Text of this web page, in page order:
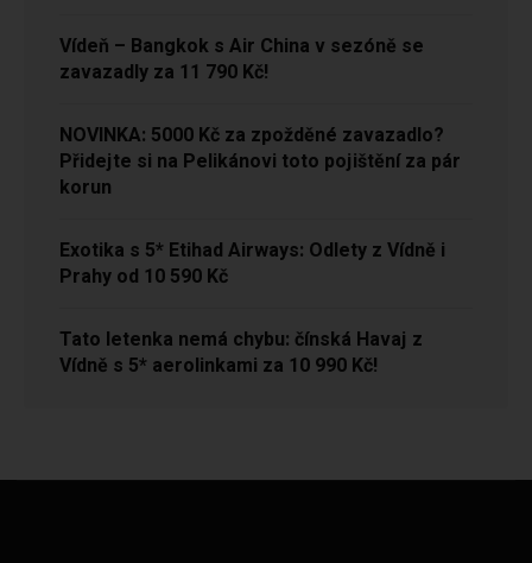
Vídeň – Bangkok s Air China v sezóně se
zavazadly za 11 790 Kč!
NOVINKA: 5000 Kč za zpožděné zavazadlo?
Přidejte si na Pelikánovi toto pojištění za pár
korun
Exotika s 5* Etihad Airways: Odlety z Vídně i
Prahy od 10 590 Kč
Tato letenka nemá chybu: čínská Havaj z
Vídně s 5* aerolinkami za 10 990 Kč!